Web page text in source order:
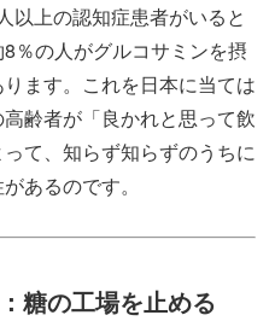
以上の認知症患者がいると
％の人がグルコサミンを摂
ます。これを日本に当ては
齢者が「良かれと思って飲
て、知らず知らずのうちに
あるのです。
糖の工場を止める